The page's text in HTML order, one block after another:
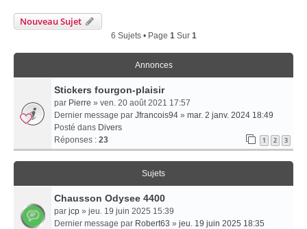
Nouveau Sujet
6 Sujets • Page 1Sur 1
Annonces
Stickers fourgon-plaisir
par Pierre » ven. 20 août 2021 17:57
Dernier message par Jfrancois94 » mar. 2 janv. 2024 18:49
Posté dans Divers
Réponses : 23 1 2 3
Sujets
Chausson Odysee 4400
par jcp » jeu. 19 juin 2025 15:39
Dernier message par Robert63 » jeu. 19 juin 2025 18:35